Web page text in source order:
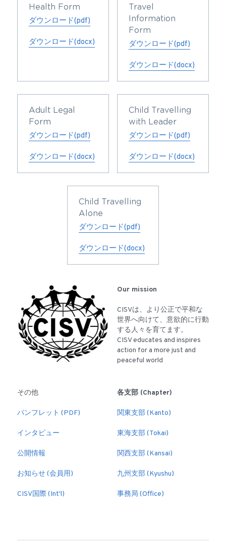
Health Form
ダウンロード(pdf)
ダウンロード(docx)
Travel
Information
Form
ダウンロード(pdf)
ダウンロード(docx)
Adult Legal
Form
ダウンロード(pdf)
ダウンロード(docx)
Child Travelling
with Leader
ダウンロード(pdf)
ダウンロード(docx)
Child Travelling
Alone
ダウンロード(pdf)
ダウンロード(docx)
Our mission
CISVは、より公正で平和な
世界へ向けて、意欲的に行動
する人々を育てます。
CISV educates and inspires
action for a more just and
peaceful world
その他
パンフレット (PDF)
インタビュー
公開情報
お知らせ (会員用)
CISV国際 (Int'l)
各支部 (Chapter)
関東支部 (Kanto)
東海支部 (Tokai)
関西支部 (Kansai)
九州支部 (Kyushu)
事務局 (Office)